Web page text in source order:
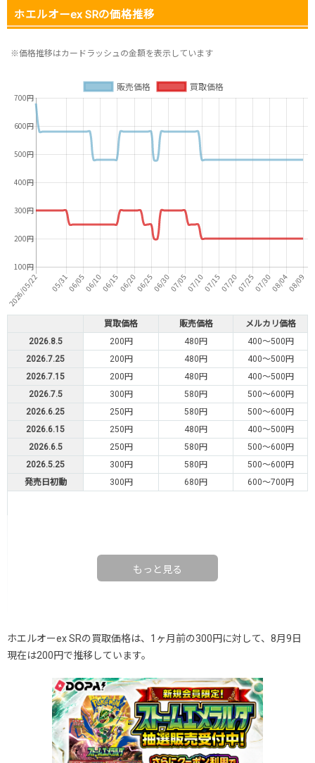
ホエルオーex SRの価格推移
※価格推移はカードラッシュの金額を表示しています
買取価格 販売価格
メルカリ価格
2026.8.5
200円 480円
400～500円
2026.7.25
200円 480円
400～500円
2026.7.15
200円 480円
400～500円
2026.7.5
300円 580円
500～600円
2026.6.25
250円 580円
500～600円
2026.6.15
250円 480円
400～500円
2026.6.5
250円 580円
500～600円
2026.5.25
300円 580円
500～600円
発売日初動
300円 680円 600～700円
もっと見る
ホエルオーex SRの買取価格は、1ヶ月前の300円に対して、8月9日
現在は200円で推移しています。